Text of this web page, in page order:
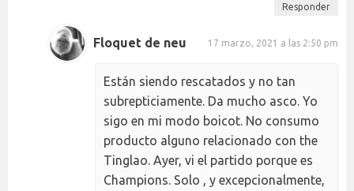
Responder
Floquet de neu 17 marzo, 2021 a las 2:50 pm
Están siendo rescatados y no tan
subrepticiamente. Da mucho asco. Yo
sigo en mi modo boicot. No consumo
producto alguno relacionado con the
Tinglao. Ayer, vi el partido porque es
Champions. Solo , y excepcionalmente,